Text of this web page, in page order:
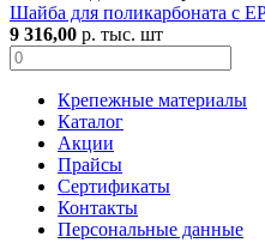
Шайба для поликарбоната с
9 316,00 р. тыс. шт
Крепежные материалы
Каталог
Акции
Прайсы
Сертификаты
Контакты
Персональные данные